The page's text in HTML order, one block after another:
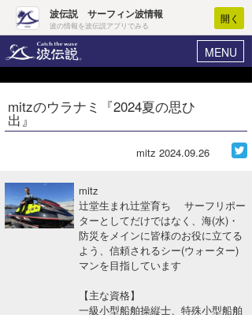
波伝説 サーフィン波情報
波の情報を波伝説アプリでみる
開く
MENU
ヘルプ マイホーム
ログイン
波情報･概況
WAVE HUNTER波予想ツール
サーフィンエリアガイド
mitzのウラナミ『2024夏の思ひ
出』
mitz 2024.09.26
mitz
辻堂生まれ辻堂育ち サーフリポー
ターとしてだけではなく、海(水)・
防災をメインに皆様のお役に立てる
よう、信頼されるシー(ウォーター)
マンを目指しています
【主な資格】
一級小型船舶操縦士、特殊小型船舶
Core Surf Japan
アート＆エンタメ
ショップ情報